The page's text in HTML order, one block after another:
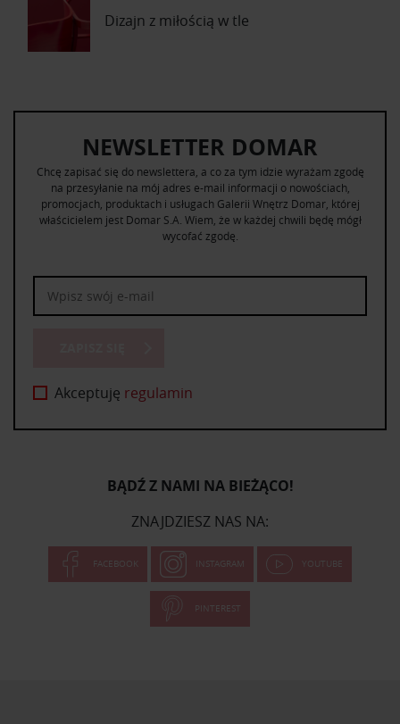
Dizajn z miłością w tle
NEWSLETTER DOMAR
Chcę zapisać się do newslettera, a co za tym idzie wyrażam zgodę
na przesyłanie na mój adres e-mail informacji o nowościach,
promocjach, produktach i usługach Galerii Wnętrz Domar, której
właścicielem jest Domar S.A. Wiem, że w każdej chwili będę mógł
wycofać zgodę.
Akceptuję regulamin
BĄDŹ Z NAMI NA BIEŻĄCO!
ZNAJDZIESZ NAS NA:
FACEBOOK INSTAGRAM YOUTUBE
PINTEREST